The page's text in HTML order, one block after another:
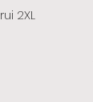
2XL